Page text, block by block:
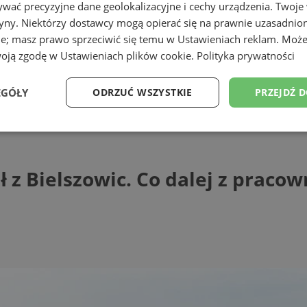
Co dalej z pracownikami
z Bielszowic. Co dalej z
precyzyjne dane geolokalizacyjne i cechy urządzenia.
Niektórzy dostawcy mogą opierać się na prawnie
masz prawo sprzeciwić się temu w Ustawieniach reklam.
zgodę w Ustawieniach plików cookie. Polityka prywatności
PRZEJDŹ
ODRZUĆ WSZYSTKIE
Wydajność Targetowanie Funkcjonalność